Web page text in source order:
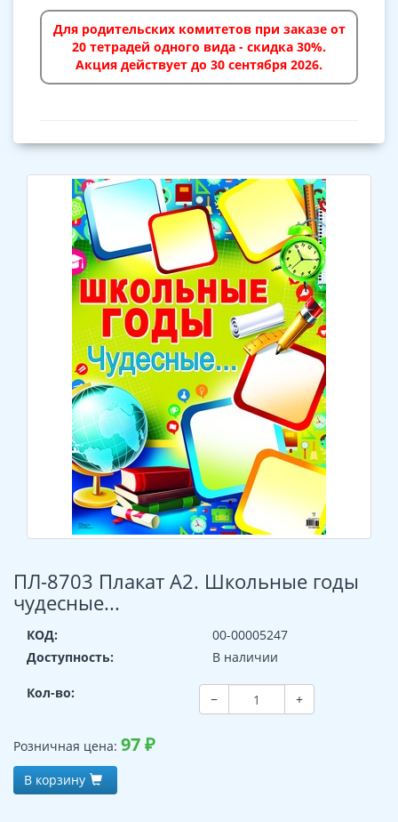
Для родительских комитетов при заказе от
20 тетрадей одного вида - скидка 30%.
Акция действует до 30 сентября 2026.
ПЛ-8703 Плакат А2. Школьные годы
чудесные...
КОД:
00-00005247
Доступность:
В наличии
Кол-во: − +
Розничная цена: 97₽
В корзину